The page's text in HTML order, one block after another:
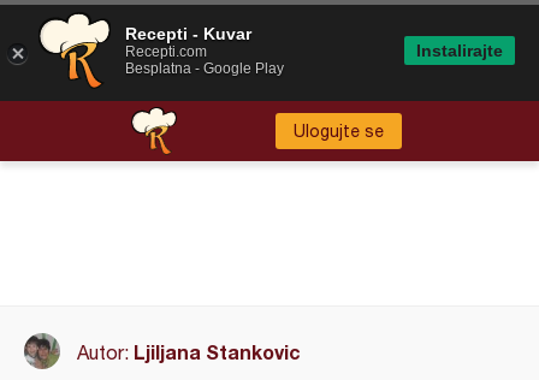
Ulogujte se
Autor: Ljiljana Stankovic
Recepti - Kuvar
Recepti.com
Besplatna - Google Play
Instalirajte